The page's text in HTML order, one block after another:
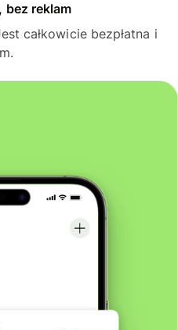
bez reklam
całkowicie bezpłatna i